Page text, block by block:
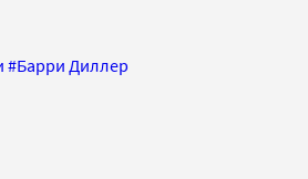
#Барри Диллер